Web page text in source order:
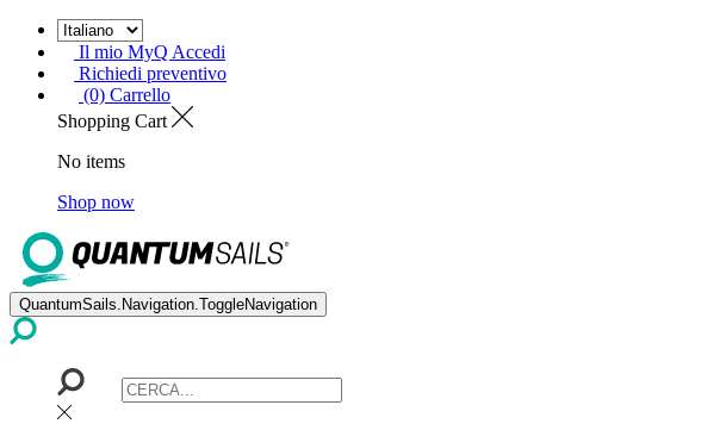
Il mio MyQ Accedi
Richiedi preventivo
(0) Carrello
Shopping Cart
No items
Shop now
QuantumSails.Navigation.ToggleNavigation